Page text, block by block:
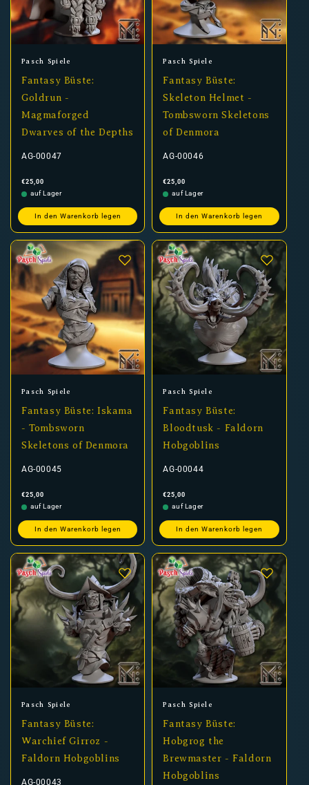
Anbieter:
Pasch Spiele
Fantasy Büste:
Goldrun -
Magmaforged
Dwarves of the Depths
AG-00047
Normaler
Preis
€25,00
auf Lager
In den Warenkorb legen
Anbieter:
Pasch Spiele
Fantasy Büste:
Skeleton Helmet -
Tombsworn Skeletons
of Denmora
AG-00046
Normaler
Preis
€25,00
auf Lager
In den Warenkorb legen
Anbieter:
Pasch Spiele
Fantasy Büste: Iskama
- Tombsworn
Skeletons of Denmora
AG-00045
Normaler
Preis
€25,00
auf Lager
In den Warenkorb legen
Anbieter:
Pasch Spiele
Fantasy Büste:
Bloodtusk - Faldorn
Hobgoblins
AG-00044
Normaler
Preis
€25,00
auf Lager
In den Warenkorb legen
Anbieter:
Pasch Spiele
Fantasy Büste:
Warchief Girroz -
Faldorn Hobgoblins
AG-00043
Anbieter:
Pasch Spiele
Fantasy Büste:
Hobgrog the
Brewmaster - Faldorn
Hobgoblins